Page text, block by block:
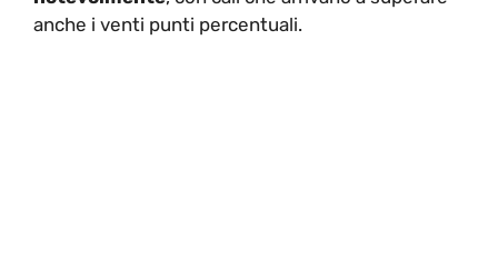
anche i venti punti percentuali.